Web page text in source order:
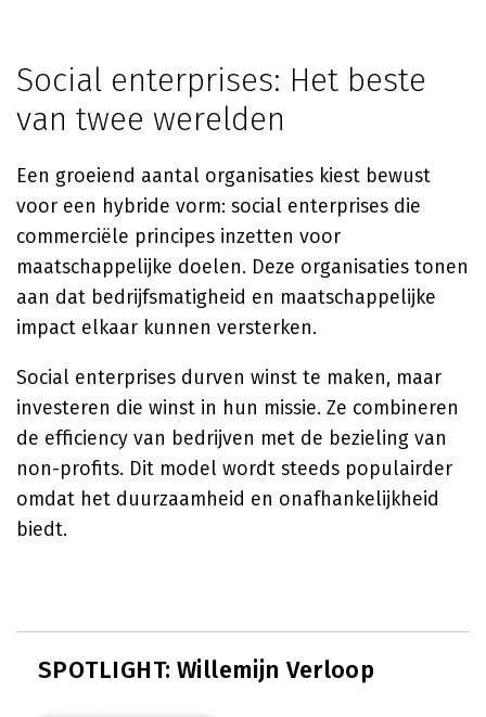
Social enterprises: Het beste
van twee werelden
Een groeiend aantal organisaties kiest bewust
voor een hybride vorm: social enterprises die
commerciële principes inzetten voor
maatschappelijke doelen. Deze organisaties tonen
aan dat bedrijfsmatigheid en maatschappelijke
impact elkaar kunnen versterken.
Social enterprises durven winst te maken, maar
investeren die winst in hun missie. Ze combineren
de efficiency van bedrijven met de bezieling van
non-profits. Dit model wordt steeds populairder
omdat het duurzaamheid en onafhankelijkheid
biedt.
SPOTLIGHT: Willemijn Verloop